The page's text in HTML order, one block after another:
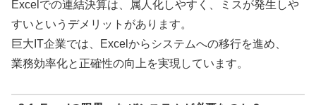
Excelでの連結決算は、属人化しやすく、ミスが発生しや
すいというデメリットがあります。
巨大IT企業では、Excelからシステムへの移行を進め、
業務効率化と正確性の向上を実現しています。